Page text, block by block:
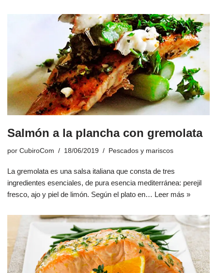
Salmón a la plancha con gremolata
por CubiroCom 18/06/2019 Pescados y mariscos
La gremolata es una salsa italiana que consta de tres
ingredientes esenciales, de pura esencia mediterránea: perejil
fresco, ajo y piel de limón. Según el plato en… Leer más »